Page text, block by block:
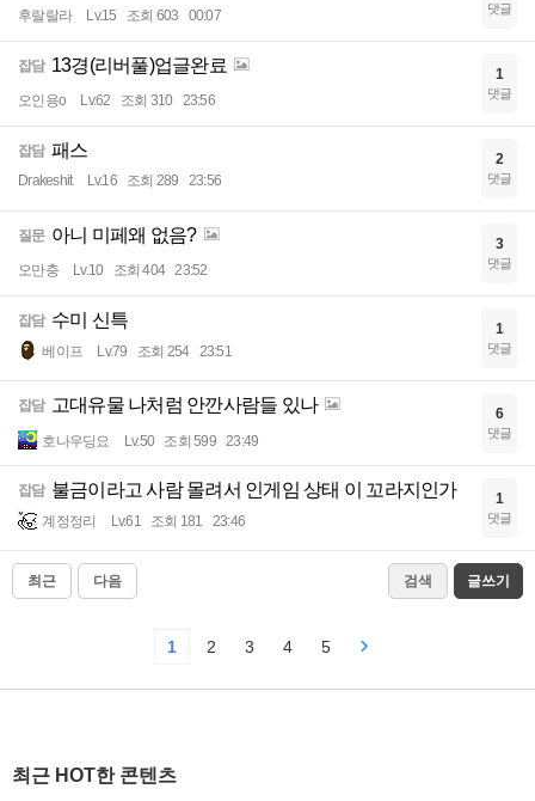
후랄랄라 Lv.15 조회 603 00:07 댓글
잡담 13경(리버풀)업글완료
오인용o Lv.62 조회 310 23:56
1
댓글
잡담 패스
Drakeshit Lv.16 조회 289 23:56
2
댓글
질문 아니 미페왜 없음?
오만충 Lv.10 조회 404 23:52
3
댓글
잡담 수미 신특
베이프 Lv.79 조회 254 23:51
1
댓글
잡담 고대유물 나처럼 안깐사람들 있나
호나우딩요 Lv.50 조회 599 23:49
6
댓글
잡담 불금이라고 사람 몰려서 인게임 상태 이 꼬라지인가
계정정리 Lv.61 조회 181 23:46
1
댓글
최근 다음 검색 글쓰기
1 2 3 4 5
최근 HOT한 콘텐츠